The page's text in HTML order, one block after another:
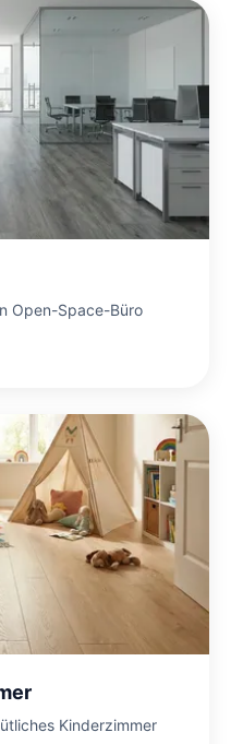
Open-Space-Büro
Kinderzimmer